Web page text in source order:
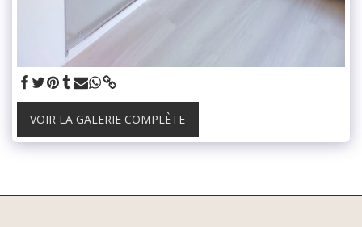
VOIR LA GALERIE COMPLÈTE